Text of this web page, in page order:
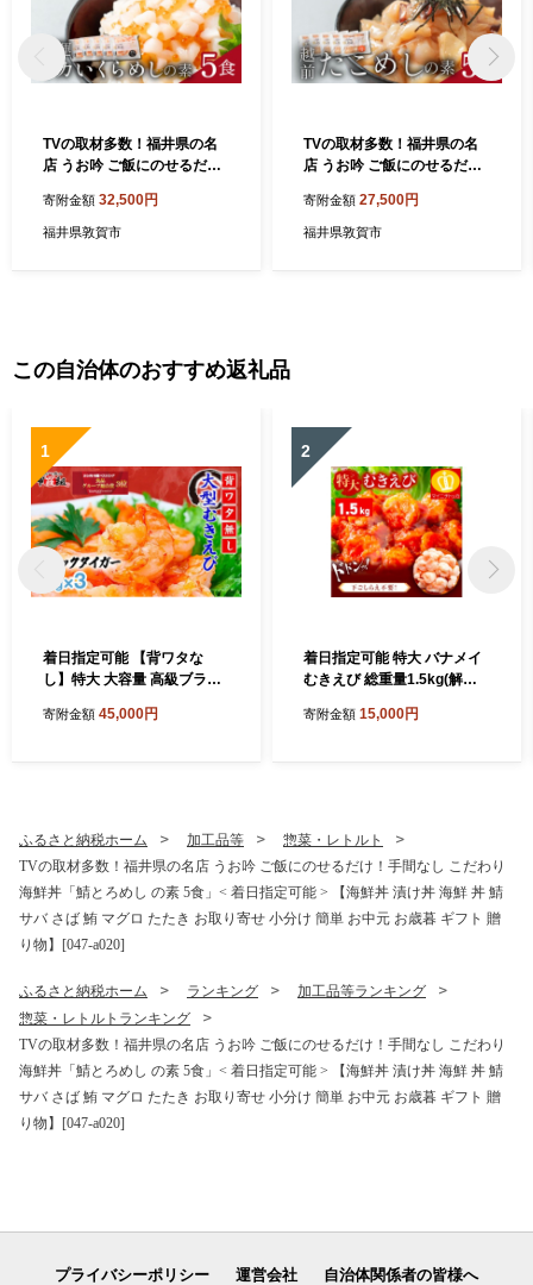
TVの取材多数！福井県の名
店 うお吟 ご飯にのせるだ
丼「開運 イカいくらめし の
素 5食」< 指定日可能・着日
寄附金額 32,500円
福井県敦賀市
TVの取材多数！福井県の名
店 うお吟 ご飯にのせるだ
丼「越前 たこめし の素 5
食」< 着日指定可能 > 【海鮮
寄附金額 27,500円
福井県敦賀市
この自治体のおすすめ返礼品
1
着日指定可能 【背ワタな
し】特大 大容量 高級ブラッ
約1kg (解凍時800g前後) / 約
寄附金額 45,000円
2
着日指定可能 特大 バナメイ
むきえび 総重量1.5kg(解凍
結 海鮮 人気 便利 大型 えび
寄附金額 15,000円
ふるさと納税ホーム 加工品等
惣菜・レトルト
TVの取材多数！福井県の名店 うお吟 ご飯にのせるだけ！手間なし こだわり
海鮮丼「鯖とろめし の素 5食」< 着日指定可能 > 【海鮮丼 漬け丼 海鮮 丼 鯖
サバ さば 鮪 マグロ たたき お取り寄せ 小分け 簡単 お中元 お歳暮 ギフト 贈
り物】[047-a020]
ふるさと納税ホーム ランキング
加工品等ランキング
惣菜・レトルトランキング
TVの取材多数！福井県の名店 うお吟 ご飯にのせるだけ！手間なし こだわり
海鮮丼「鯖とろめし の素 5食」< 着日指定可能 > 【海鮮丼 漬け丼 海鮮 丼 鯖
サバ さば 鮪 マグロ たたき お取り寄せ 小分け 簡単 お中元 お歳暮 ギフト 贈
り物】[047-a020]
プライバシーポリシー 運営会社 自治体関係者の皆様へ